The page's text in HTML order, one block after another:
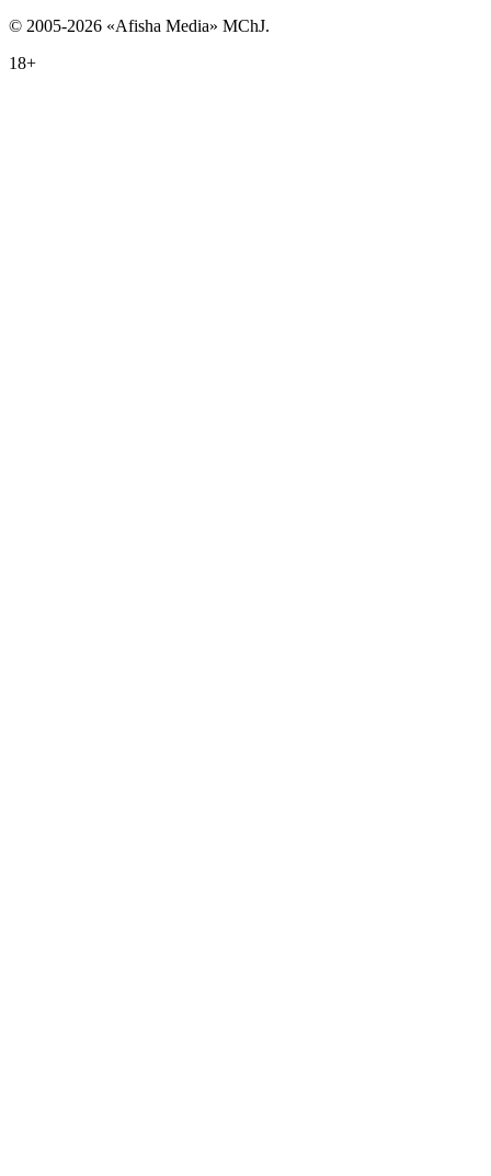
© 2005-2026 «Afisha Media» MChJ.
18+